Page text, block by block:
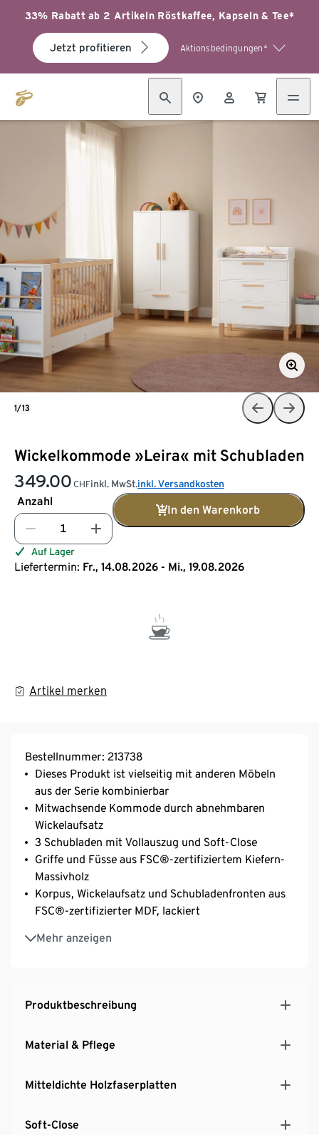
33% Rabatt ab 2 Artikeln Röstkaffee, Kapseln & Tee*
Jetzt profitieren Aktionsbedingungen*
Wickelkommode »Leira« mit Schubladen
349.00 CHFinkl. MwSt.inkl. Versandkosten
Anzahl
In den Warenkorb
Auf Lager
Liefertermin: Fr., 14.08.2026 - Mi., 19.08.2026
Artikel merken
1/13
Bestellnummer: 213738
Dieses Produkt ist vielseitig mit anderen Möbeln
aus der Serie kombinierbar
Mitwachsende Kommode durch abnehmbaren
Wickelaufsatz
3 Schubladen mit Vollauszug und Soft-Close
Griffe und Füsse aus FSC®-zertifiziertem Kiefern-
Massivholz
Korpus, Wickelaufsatz und Schubladenfronten aus
FSC®-zertifizierter MDF, lackiert
Mehr anzeigen
Inkl. Wandbefestigung und Bodenschonern
Produktbeschreibung
Material & Pflege
Mitteldichte Holzfaserplatten
Soft-Close